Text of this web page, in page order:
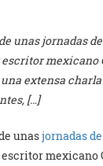
unas jornadas
mexicano
extensa
[…]
unasjornadas
mexicano